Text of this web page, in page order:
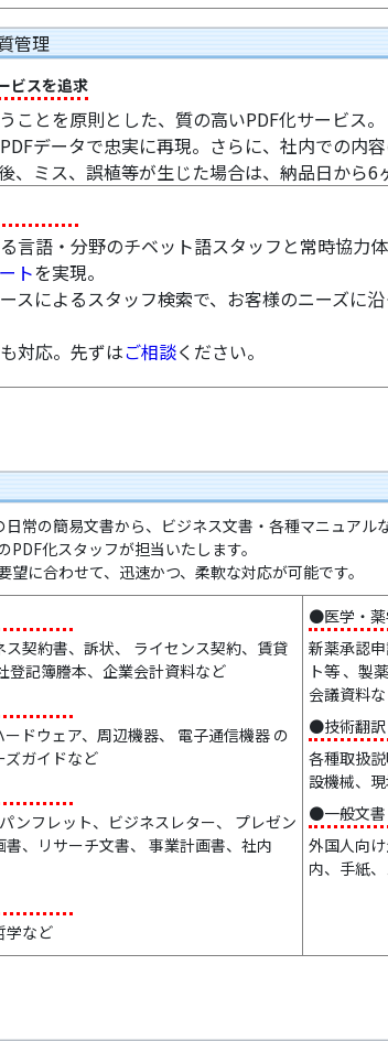
管理
ビスを追求
ことを原則とした、質の高いPDF化サービス。
データで忠実に再現。さらに、社内での内容
、ミス、誤植等が生じた場合は、納品日から6
言語・分野のチベット語スタッフと常時協力体
トを実現。
スによるスタッフ検索で、お客様のニーズに
対応。先ずはご相談ください。
日常の簡易文書から、ビジネス文書・各種マニュアル
PDF化スタッフが担当いたします。
望に合わせて、迅速かつ、柔軟な対応が可能です。
契約書、訴状、 ライセンス契約、賃貸
登記簿謄本、企業会計資料など
ドウェア、周辺機器、 電子通信機器 の
ズガイドなど
ンフレット、ビジネスレター、 プレゼン
、リサーチ文書、 事業計画書、社内
学など
●医学・
新薬承認
ト等 、製
会議資料
●技術翻訳
各種取扱
設機械、
●一般文書
外国人向
内、手紙